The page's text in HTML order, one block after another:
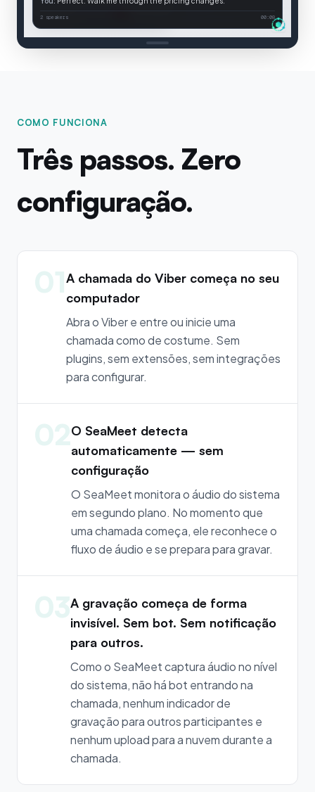
Connected
Perfect. Walk me through the pricing changes.
00:08
COMO FUNCIONA
Três passos. Zero
configuração.
01A chamada do Viber começa no seu
computador
Abra o Viber e entre ou inicie uma
chamada como de costume. Sem
plugins, sem extensões, sem integrações
para configurar.
02O SeaMeet detecta
automaticamente — sem
configuração
O SeaMeet monitora o áudio do sistema
em segundo plano. No momento que
uma chamada começa, ele reconhece o
fluxo de áudio e se prepara para gravar.
03A gravação começa de forma
invisível. Sem bot. Sem notificação
para outros.
Como o SeaMeet captura áudio no nível
do sistema, não há bot entrando na
chamada, nenhum indicador de
gravação para outros participantes e
nenhum upload para a nuvem durante a
chamada.